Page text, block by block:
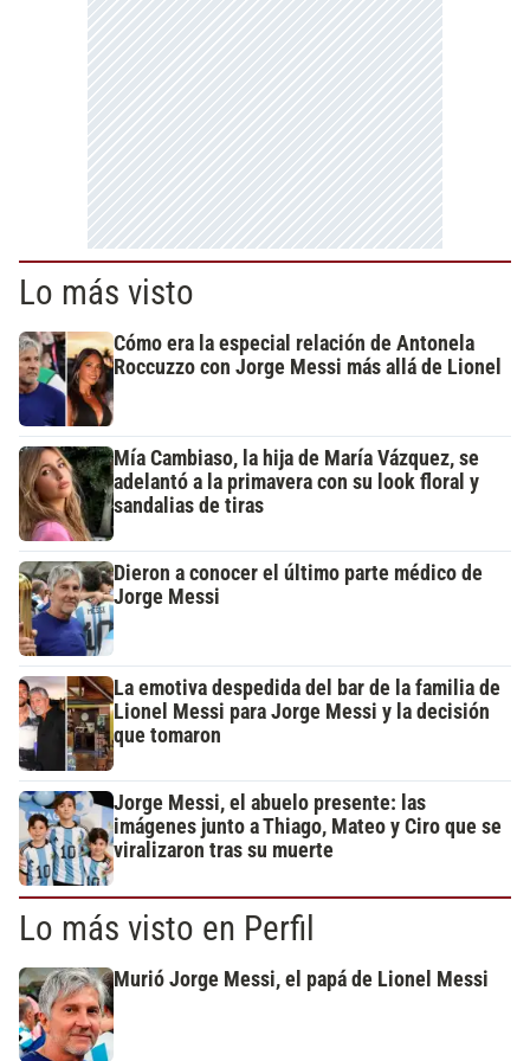
Lo más visto
Cómo era la especial relación de Antonela
Roccuzzo con Jorge Messi más allá de Lionel
Mía Cambiaso, la hija de María Vázquez, se
adelantó a la primavera con su look floral y
sandalias de tiras
Dieron a conocer el último parte médico de
Jorge Messi
La emotiva despedida del bar de la familia de
Lionel Messi para Jorge Messi y la decisión
que tomaron
Jorge Messi, el abuelo presente: las
imágenes junto a Thiago, Mateo y Ciro que se
viralizaron tras su muerte
Lo más visto en Perfil
Murió Jorge Messi, el papá de Lionel Messi